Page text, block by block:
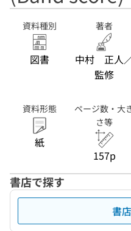
資料種別
図書
著者
中村 正人
監修
資料形態
紙
ページ数・大
さ等
157p
書店で探す
書